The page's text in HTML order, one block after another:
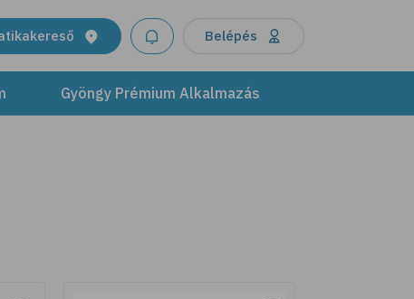
Belépés
Gyöngy Prémium Alkalmazás
egészségét és ragyogását. Modern
formulák, melyek ötvözik a tudomány
újításait a természet kincseivel.
További részletek